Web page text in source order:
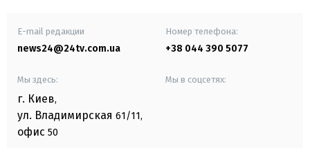
E-mail редакции
news24@24tv.com.ua
Номер телефона:
+38 044 390 5077
Мы здесь:
г. Киев,
ул. Владимирская 61/11,
офис 50
Мы в соцсетях: